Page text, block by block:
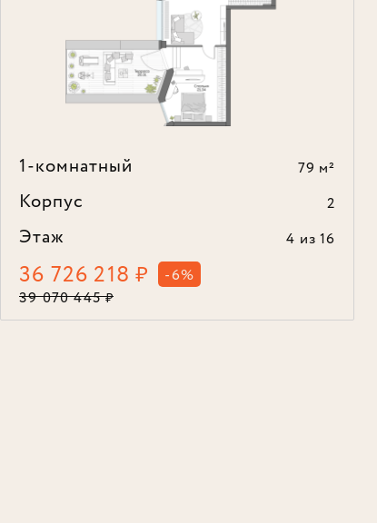
1-комнатный 79 м²
Корпус 2
Этаж 4 из 16
36 726 218₽
-6%
39 070 445₽